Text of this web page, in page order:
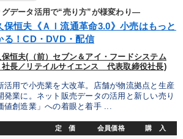
グデータ活用で“売り方”が様変わり―
保恒夫《ＡＩ流通革命3.0》小売はもっと
る！CD・DVD・配信
保恒夫(（前）セブン＆アイ・フードシステム
長／リテイルサイエンス 代表取締役社長)
活用で小売業を大改革。店舗が物流拠点と生産
発業に。ネット販売データの活用と新しい売り
値創造業」への着眼と着手 ...
定 価 会員価格 購 入